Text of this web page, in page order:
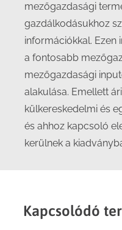
mezőgazdasági
gazdálkodásukhoz
információkkal.
a fontosabb
mezőgazdasági
alakulása. Emellett
külkereskedelmi és
és ahhoz kapcsoló
kerülnek a
Kapcsolódó